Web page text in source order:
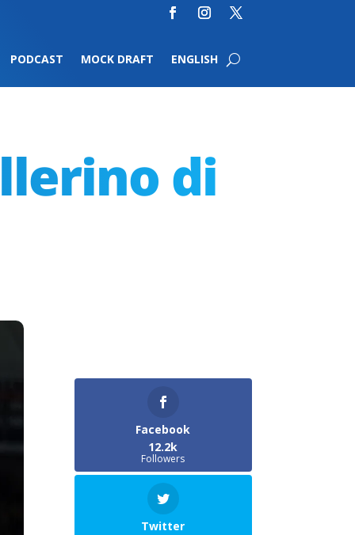
PODCAST MOCK DRAFT ENGLISH
di
Facebook
12.2k
Followers
Twitter